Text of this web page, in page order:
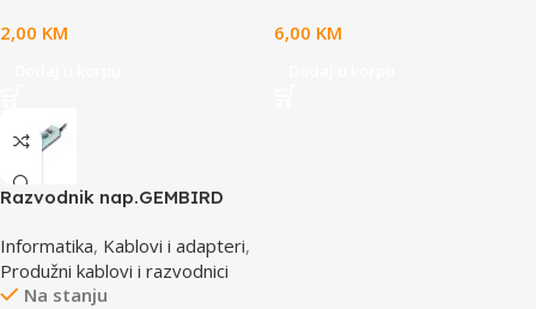
2,00 KM
6,00 KM
Razvodnik nap.GEMBIRD
prekidac, 4,5m, osigurač,
prenaponska zaštita
Informatika, Kablovi i adapteri,
Produžni kablovi i razvodnici
Na stanju